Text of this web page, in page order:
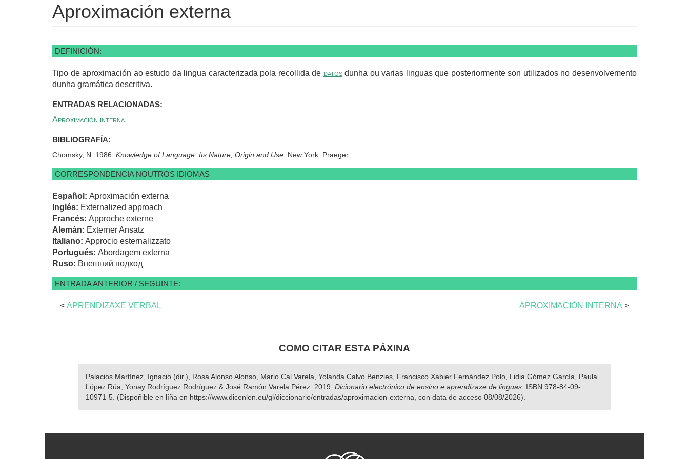
Aproximación externa
DEFINICIÓN:
Tipo de aproximación ao estudo da lingua caracterizada pola recollida de datosdunha ou varias linguas que posteriormente son utilizados no desenvolvemento
dunha gramática descritiva.
ENTRADAS RELACIONADAS:
Aproximación interna
BIBLIOGRAFÍA:
Chomsky, N. 1986. Knowledge of Language: Its Nature, Origin and Use. New York: Praeger.
CORRESPONDENCIA NOUTROS IDIOMAS
Español: Aproximación externa
Inglés: Externalized approach
Francés: Approche externe
Alemán: Externer Ansatz
Italiano: Approcio esternalizzato
Portugués: Abordagem externa
Ruso: Внешний подход
ENTRADA ANTERIOR / SEGUINTE:
< APRENDIZAXE VERBAL APROXIMACIÓN INTERNA >
COMO CITAR ESTA PÁXINA
Palacios Martínez, Ignacio (dir.), Rosa Alonso Alonso, Mario Cal Varela, Yolanda Calvo Benzies, Francisco Xabier Fernández Polo, Lidia Gómez García, Paula
López Rúa, Yonay Rodríguez Rodríguez & José Ramón Varela Pérez. 2019. Dicionario electrónico de ensino e aprendizaxe de linguas . ISBN 978-84-09-
10971-5. (Dispoñible en líña en https://www.dicenlen.eu/gl/diccionario/entradas/aproximacion-externa, con data de acceso 08/08/2026).